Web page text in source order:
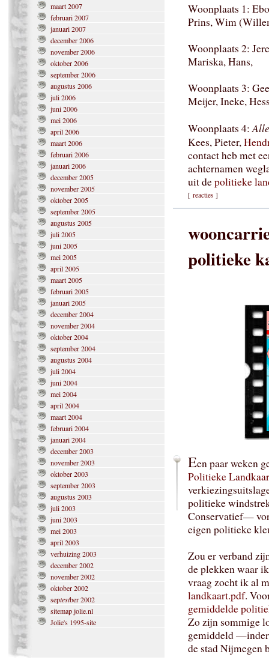
maart 2007
februari 2007
januari 2007
december 2006
november 2006
oktober 2006
september 2006
augustus 2006
juli 2006
juni 2006
mei 2006
april 2006
maart 2006
februari 2006
januari 2006
december 2005
november 2005
oktober 2005
september 2005
augustus 2005
juli 2005
juni 2005
mei 2005
april 2005
maart 2005
februari 2005
januari 2005
december 2004
november 2004
oktober 2004
september 2004
augustus 2004
juli 2004
juni 2004
mei 2004
april 2004
maart 2004
februari 2004
januari 2004
december 2003
november 2003
oktober 2003
september 2003
augustus 2003
juli 2003
juni 2003
mei 2003
april 2003
verhuizing 2003
december 2002
november 2002
oktober 2002
septestber 2002
sitemap jolie.nl
Jolie's 1995-site
Woonplaats 1:
Prins, Wim
Woonplaats 2:
Mariska, Hans,
Woonplaats 3:
Meijer, Ineke,
Woonplaats 4:
Kees, Pieter,
contact heb met
achternamen
uit depolitieke
[ reacties ]
politieke
Een paar weken
Politieke
politieke
Conservatief—
eigen politieke
Zou er verband
de plekken waar
vraag zocht ik al
landkaart.pdf.
gemiddelde
Zo zijn sommige
gemiddeld
de stad Nijmegen